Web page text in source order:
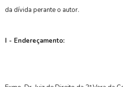
da dívida perante o autor.
I - Endereçamento: